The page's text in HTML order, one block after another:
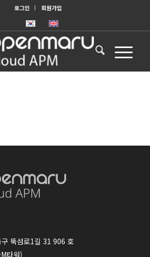
로그인 회원가입
뚝섬로1길 31 906 호
타워)